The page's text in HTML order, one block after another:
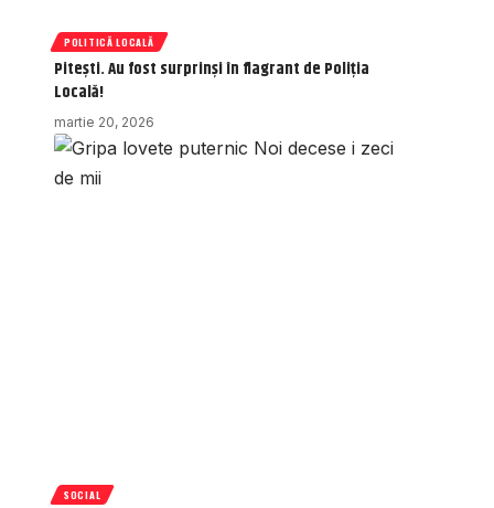
POLITICĂ LOCALĂ
Pitești. Au fost surprinși în flagrant de Poliția
Locală!
martie 20, 2026
SOCIAL